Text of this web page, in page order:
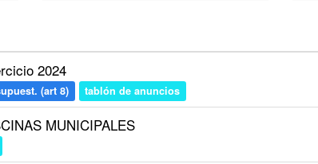
2024
(art 8) tablón de anuncios
MUNICIPALES